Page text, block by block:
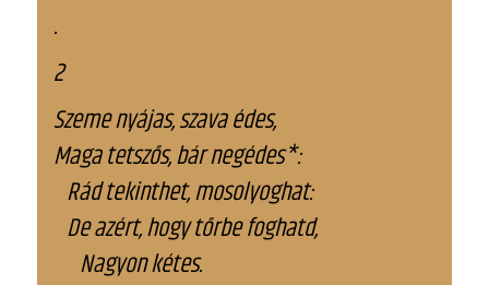
.
2
Szeme nyájas, szava édes,
Maga tetszős, bár negédes*:
Rád tekinthet, mosolyoghat:
De azért, hogy tőrbe foghatd,
Nagyon kétes.